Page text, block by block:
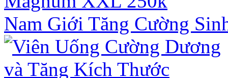
Nam Giới Tăng Cường